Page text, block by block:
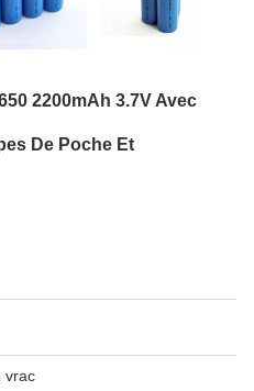
2200mAh 3.7V Avec
De Poche Et
vrac